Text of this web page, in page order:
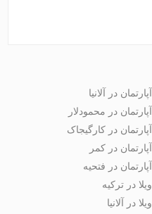
آپارتمان در آلانیا
آپارتمان در محمودلار
آپارتمان در کارگیجاک
آپارتمان در کمر
آپارتمان در فتحیه
ویلا در ترکیه
ویلا در آلانیا